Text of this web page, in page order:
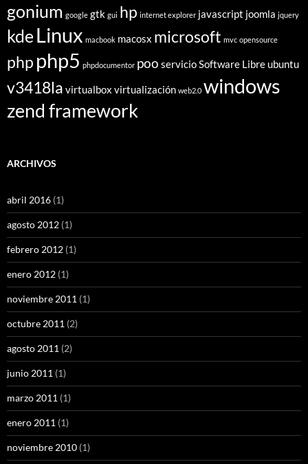
gonium google gtk gui hp internet explorer javascript joomla jquery
kde Linux macbook macosx microsoft mvc opensource
php php5 phpdocumentor poo servicioSoftware Libre ubuntu
v3418la virtualbox virtualización web2.0 windows
zend framework
ARCHIVOS
abril 2016 (1)
agosto 2012 (1)
febrero 2012 (1)
enero 2012 (1)
noviembre 2011 (1)
octubre 2011 (2)
agosto 2011 (2)
junio 2011 (1)
marzo 2011 (1)
enero 2011 (1)
noviembre 2010 (1)